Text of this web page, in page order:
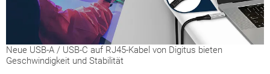
Neue USB-A / USB-C auf RJ45-Kabel von Digitus bieten
Geschwindigkeit und Stabilität